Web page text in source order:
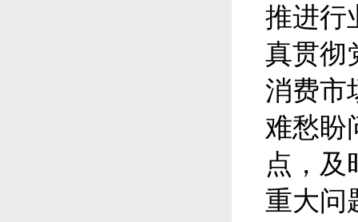
推进行
真贯彻
消费市
难愁盼
点，及
重大问